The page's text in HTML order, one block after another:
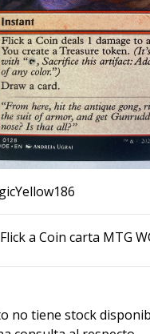
Flick a Coin carta MTG
no tiene stock